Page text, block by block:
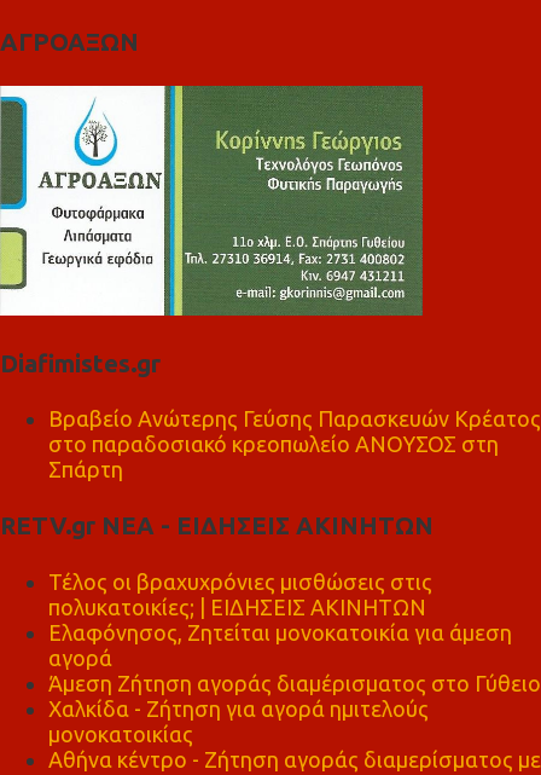
ΑΓΡΟΑΞΩΝ
Diafimistes.gr
Βραβείο Ανώτερης Γεύσης Παρασκευών Κρέατος
στο παραδοσιακό κρεοπωλείο ΑΝΟΥΣΟΣ στη
Σπάρτη
RETV.gr ΝΕΑ - ΕΙΔΗΣΕΙΣ ΑΚΙΝΗΤΩΝ
Τέλος οι βραχυχρόνιες μισθώσεις στις
πολυκατοικίες; | ΕΙΔΗΣΕΙΣ ΑΚΙΝΗΤΩΝ
Ελαφόνησος, Ζητείται μονοκατοικία για άμεση
αγορά
Άμεση Ζήτηση αγοράς διαμέρισματος στο Γύθειο
Χαλκίδα - Ζήτηση για αγορά ημιτελούς
μονοκατοικίας
Αθήνα κέντρο - Ζήτηση αγοράς διαμερίσματος με